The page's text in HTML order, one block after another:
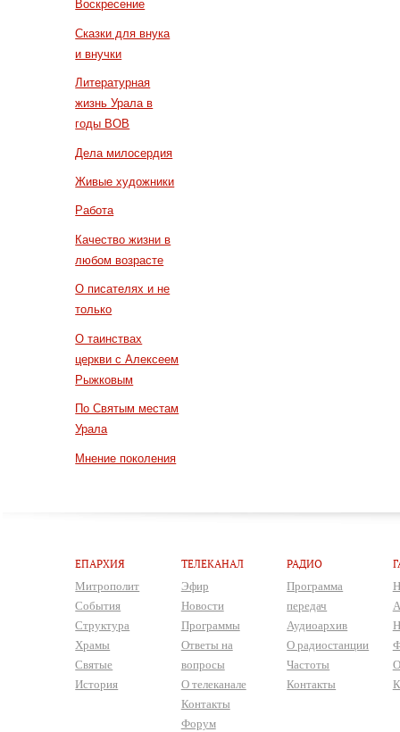
Воскресение
Сказки для внука
и внучки
Литературная
жизнь Урала в
годы ВОВ
Дела милосердия
Живые художники
Работа
Качество жизни в
любом возрасте
О писателях и не
только
О таинствах
церкви с Алексеем
Рыжковым
По Святым местам
Урала
Мнение поколения
ЕПАРХИЯ
Митрополит
События
Структура
Храмы
Святые
История
ТЕЛЕКАНАЛ
Эфир
Новости
Программы
Ответы на
вопросы
О телеканале
Контакты
Форум
РАДИО
Программа
передач
Аудиоархив
О радиостанции
Частоты
Контакты